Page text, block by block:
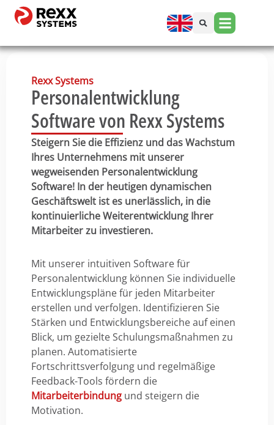
Rexx Systems
Personalentwicklung
Software von Rexx Systems
Steigern Sie die Effizienz und das Wachstum
Ihres Unternehmens mit unserer
wegweisenden Personalentwicklung
Software! In der heutigen dynamischen
Geschäftswelt ist es unerlässlich, in die
kontinuierliche Weiterentwicklung Ihrer
Mitarbeiter zu investieren.
Mit unserer intuitiven Software für
Personalentwicklung können Sie individuelle
Entwicklungspläne für jeden Mitarbeiter
erstellen und verfolgen. Identifizieren Sie
Stärken und Entwicklungsbereiche auf einen
Blick, um gezielte Schulungsmaßnahmen zu
planen. Automatisierte
Fortschrittsverfolgung und regelmäßige
Feedback-Tools fördern die
Mitarbeiterbindung und steigern die
Motivation.